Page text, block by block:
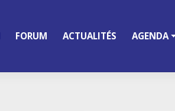
FORUM ACTUALITÉS AGENDA